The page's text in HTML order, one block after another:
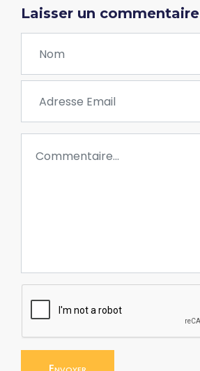
Laisser un commentaire